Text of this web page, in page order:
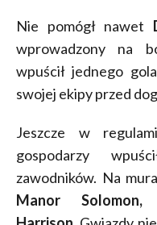
Nie pomógł nawet
wprowadzony na
wpuścił jednego
swojej ekipy przed
Jeszcze w
gospodarzy
zawodników. Na
Manor